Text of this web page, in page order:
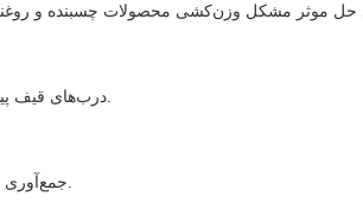
حل موثر مشکل وزن‌کشی محصولات چسبنده و